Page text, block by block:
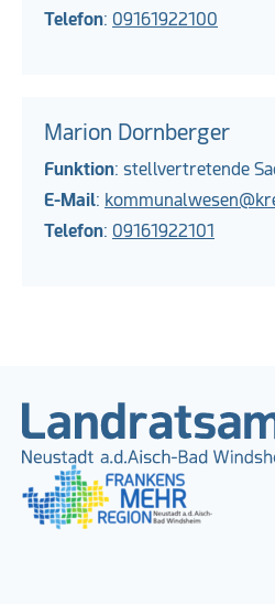
Telefon: 09161922100
Marion Dornberger
Funktion: stellvertretende
E-Mail:
Telefon: 09161922101